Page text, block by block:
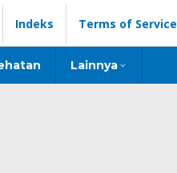
Indeks Terms of Service
Lainnya